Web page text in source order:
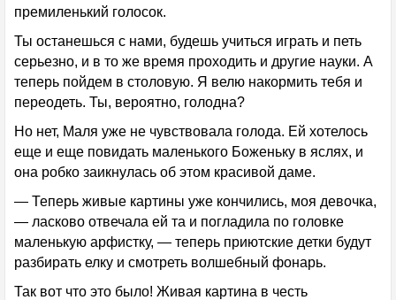
премиленький голосок.
Ты останешься с нами, будешь учиться играть и петь
серьезно, и в то же время проходить и другие науки. А
теперь пойдем в столовую. Я велю накормить тебя и
переодеть. Ты, вероятно, голодна?
Но нет, Маля уже не чувствовала голода. Ей хотелось
еще и еще повидать маленького Боженьку в яслях, и
она робко заикнулась об этом красивой даме.
— Теперь живые картины уже кончились, моя девочка,
— ласково отвечала ей та и погладила по головке
маленькую арфистку, — теперь приютские детки будут
разбирать елку и смотреть волшебный фонарь.
Так вот что это было! Живая картина в честь